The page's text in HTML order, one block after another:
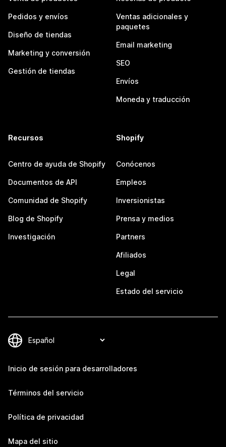
Pedidos y envíos
Diseño de tiendas
Marketing y conversión
Gestión de tiendas
Ventas adicionales y
paquetes
Email marketing
SEO
Envíos
Moneda y traducción
Recursos
Centro de ayuda de Shopify
Documentos de API
Comunidad de Shopify
Blog de Shopify
Investigación
Shopify
Conócenos
Empleos
Inversionistas
Prensa y medios
Partners
Afiliados
Legal
Estado del servicio
Inicio de sesión para desarrolladores
Términos del servicio
Política de privacidad
Mapa del sitio